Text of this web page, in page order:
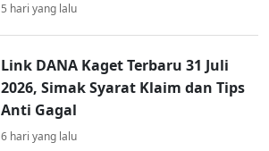
5 hari yang lalu
Link DANA Kaget Terbaru 31 Juli
2026, Simak Syarat Klaim dan Tips
Anti Gagal
6 hari yang lalu